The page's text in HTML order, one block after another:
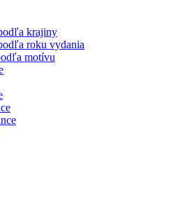
krajiny
roku vydania
motívu